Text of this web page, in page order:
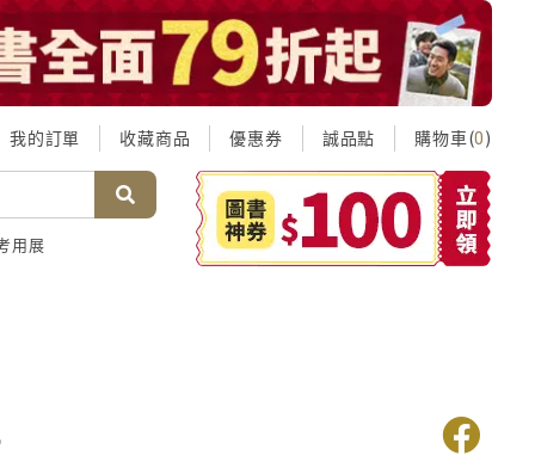
我的訂單 收藏商品 優惠券 誠品點 購物車(0)
用展